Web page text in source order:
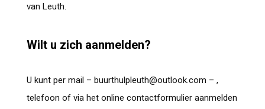
van Leuth.
Wilt u zich aanmelden?
U kunt per mail – buurthulpleuth@outlook.com – ,
telefoon of via het online contactformulier aanmelden